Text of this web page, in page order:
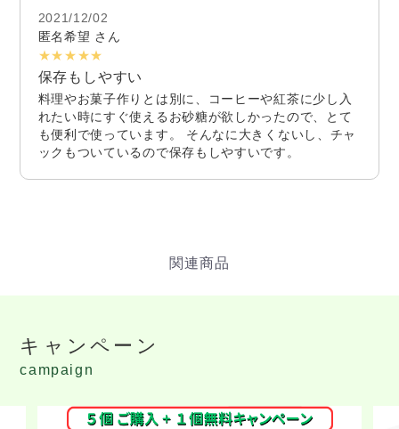
2021/12/02
匿名希望 さん
★★★★★
保存もしやすい
料理やお菓子作りとは別に、コーヒーや紅茶に少し入
れたい時にすぐ使えるお砂糖が欲しかったので、とて
も便利で使っています。 そんなに大きくないし、チャ
ックもついているので保存もしやすいです。
キャンペーン
campaign